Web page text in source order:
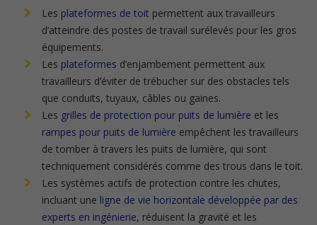
Les plateformes de toit permettent aux travailleurs
d’atteindre des postes de travail surélevés pour les gros
équipements.
Les plateformes d’enjambement permettent aux
travailleurs d’éviter de trébucher sur des obstacles tels
que conduits, tuyaux, câbles ou gaines.
Les grilles de protection pour puits de lumière et les
rampes pour puits de lumière empêchent les travailleurs
de tomber à travers les puits de lumière, qui sont
techniquement considérés comme des trous dans le toit.
Les systèmes actifs de protection contre les chutes,
incluant une ligne de vie horizontale développée par des
experts en ingénierie, réduisent la gravité et les